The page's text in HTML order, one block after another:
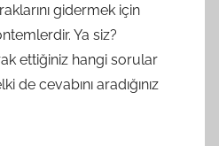
gidermek için
Ya siz?
ettiğiniz hangi sorular
de cevabını aradığınız